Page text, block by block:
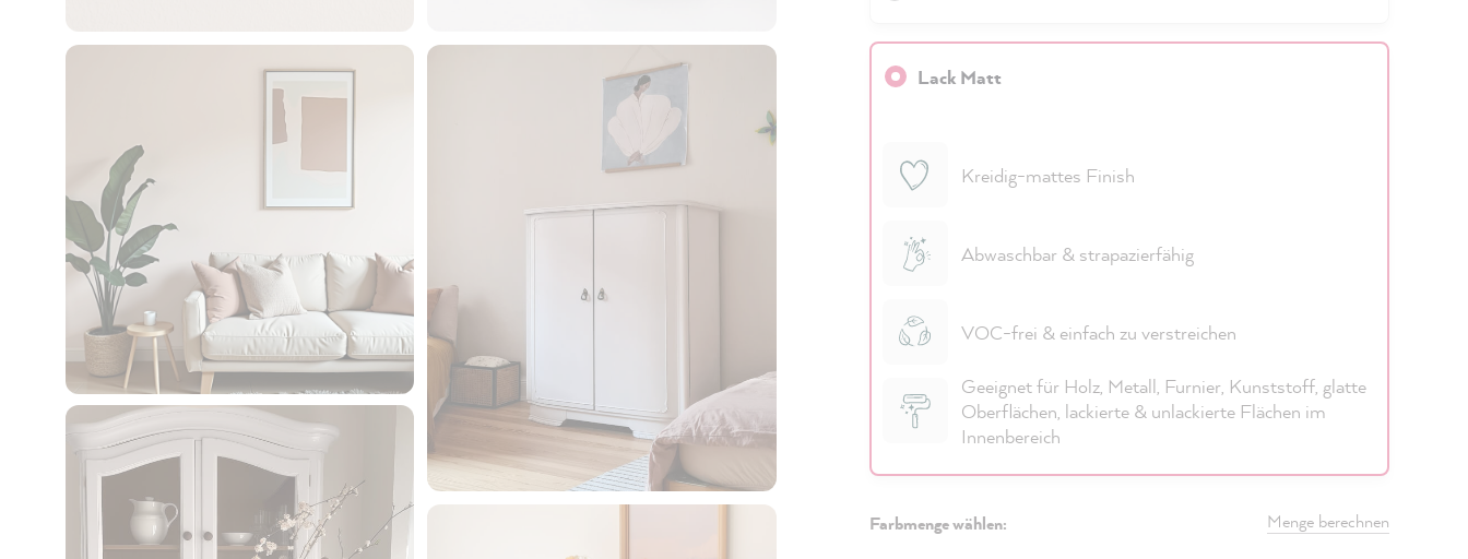
Lack Matt
Kreidig-mattes Finish
Abwaschbar & strapazierfähig
VOC-frei & einfach zu verstreichen
Geeignet für Holz, Metall, Furnier, Kunststoff, glatte
Oberflächen, lackierte & unlackierte Flächen im
Innenbereich
Farbmenge wählen: Menge berechnen